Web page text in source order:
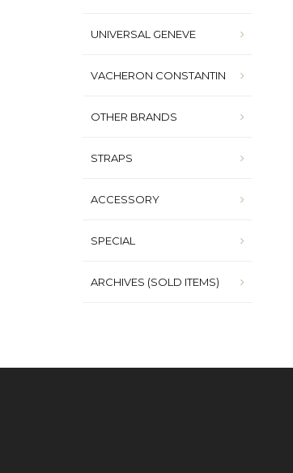
UNIVERSAL GENEVE
VACHERON CONSTANTIN
OTHER BRANDS
STRAPS
ACCESSORY
SPECIAL
ARCHIVES (SOLD ITEMS)